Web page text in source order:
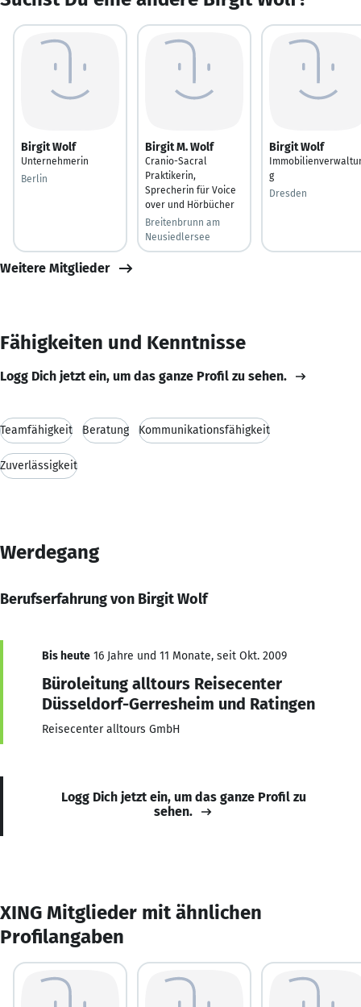
Birgit Wolf
Unternehmerin
Berlin
Birgit M. Wolf
Cranio-Sacral
Praktikerin,
Sprecherin für Voice
over und Hörbücher
Breitenbrunn am
Neusiedlersee
Birgit Wolf
g
Dresden
Weitere Mitglieder
Fähigkeiten und Kenntnisse
Logg Dich jetzt ein, um das ganze Profil zu sehen.
Teamfähigkeit Beratung Kommunikationsfähigkeit
Zuverlässigkeit
Werdegang
Berufserfahrung von Birgit Wolf
Bis heute 16 Jahre und 11 Monate, seit Okt. 2009
Büroleitung alltours Reisecenter
Düsseldorf-Gerresheim und Ratingen
Reisecenter alltours GmbH
Logg Dich jetzt ein, um das ganze Profil zu
sehen.
XING Mitglieder mit ähnlichen
Profilangaben